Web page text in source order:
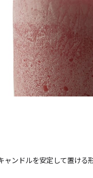
（利用シーン）アウトド
ALL
（利用シーン）インテ
ンドルを安定して置ける